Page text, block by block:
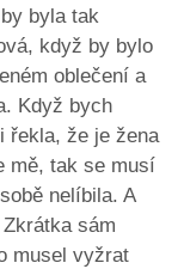
byla tak
když by bylo
oblečení a
Když bych
řekla, že je žena
mě, tak se musí
nelíbila. A
sám
musel vyžrat